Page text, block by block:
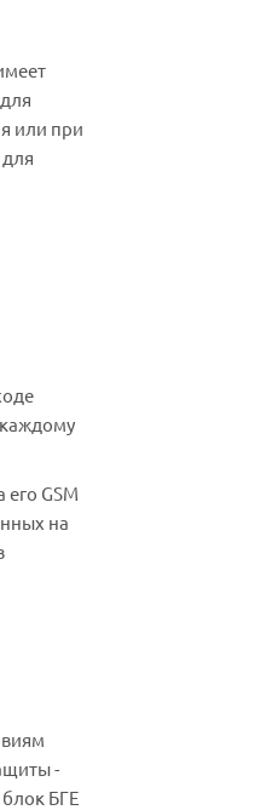
или при
GSM
на
-
БГЕ